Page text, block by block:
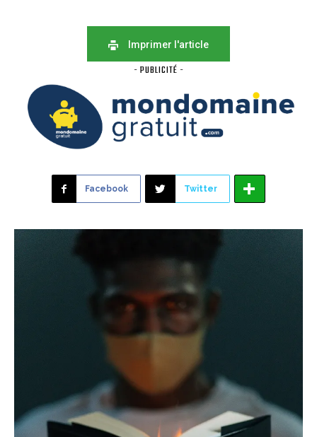
Imprimer l'article
- PUBLICITÉ -
Facebook Twitter